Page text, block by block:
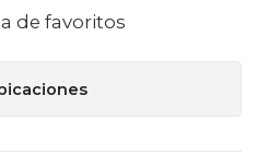
de favoritos